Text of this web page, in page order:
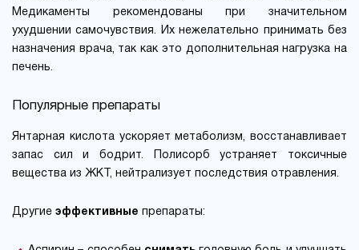
Медикаменты рекомендованы при значительном
ухудшении самочувствия. Их нежелательно принимать без
назначения врача, так как это дополнительная нагрузка на
печень.
Популярные препараты
Янтарная кислота ускоряет метаболизм, восстанавливает
запас сил и бодрит. Полисорб устраняет токсичные
вещества из ЖКТ, нейтрализует последствия отравления.
Другие эффективные препараты: